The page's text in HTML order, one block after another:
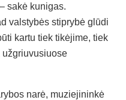
sakė kunigas.
valstybės stiprybė glūdi
kartu tiek tikėjime, tiek
narė, muziejininkė